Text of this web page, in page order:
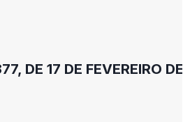
DE 17 DE FEVEREIRO DE